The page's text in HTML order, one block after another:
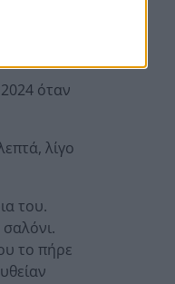
όταν
λίγο
του.
το πήρε
20:00